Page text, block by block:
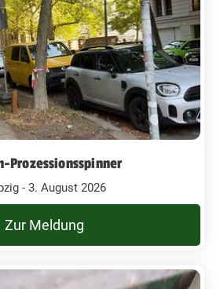
Prozessionsspinner
- 3. August 2026
Zur Meldung